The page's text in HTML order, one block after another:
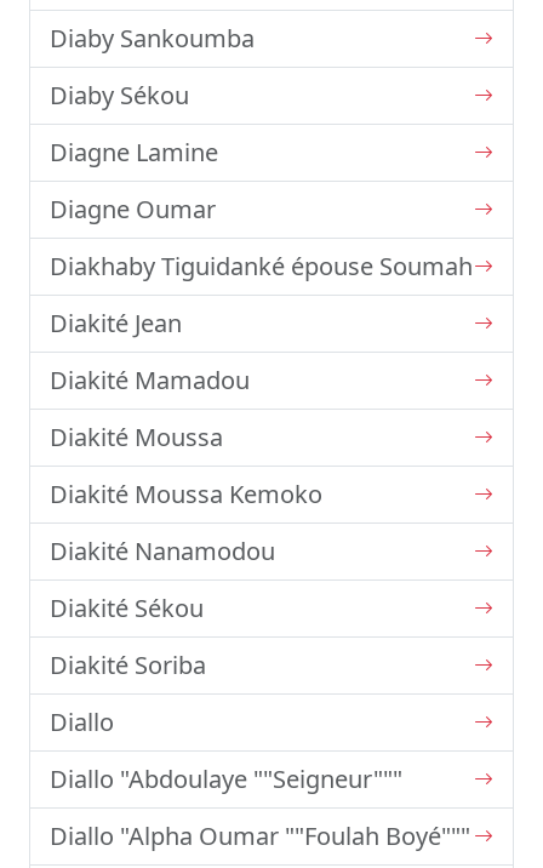
Diaby Sankoumba
Diaby Sékou
Diagne Lamine
Diagne Oumar
Diakhaby Tiguidanké épouse Soumah
Diakité Jean
Diakité Mamadou
Diakité Moussa
Diakité Moussa Kemoko
Diakité Nanamodou
Diakité Sékou
Diakité Soriba
Diallo
Diallo "Abdoulaye ""Seigneur"""
Diallo "Alpha Oumar ""Foulah Boyé"""